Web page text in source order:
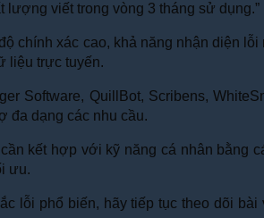
lượng viết trong vòng 3 tháng sử dụng.”
chính xác cao, khả năng nhận diện
liệu trực tuyến.
Software, QuillBot, Scribens,
đa dạng các nhu cầu.
kết hợp với kỹ năng cá nhân
ưu.
lỗi phổ biến, hãy tiếp tục theo dõi